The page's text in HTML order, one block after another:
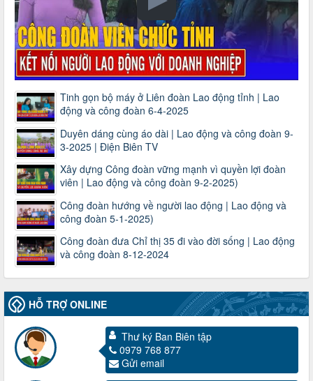
Tinh gọn bộ máy ở Liên đoàn Lao động tỉnh | Lao
động và công đoàn 6-4-2025
Duyên dáng cùng áo dài | Lao động và công đoàn 9-
3-2025 | Điện Biên TV
Xây dựng Công đoàn vững mạnh vì quyền lợi đoàn
viên | Lao động và công đoàn 9-2-2025)
Công đoàn hướng về người lao động | Lao động và
công đoàn 5-1-2025)
Công đoàn đưa Chỉ thị 35 đi vào đời sống | Lao động
và công đoàn 8-12-2024
HỖ TRỢ ONLINE
Thư ký Ban Biên tập
0979 768 877
Gửi email